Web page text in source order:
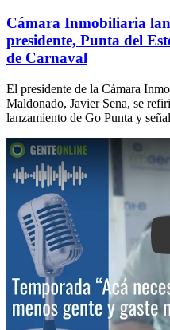
Cámara Inmobiliaria
presidente, Punta del
de Carnaval
El presidente de la Cámara
Maldonado, Javier Sena, se
lanzamiento de Go Punta y